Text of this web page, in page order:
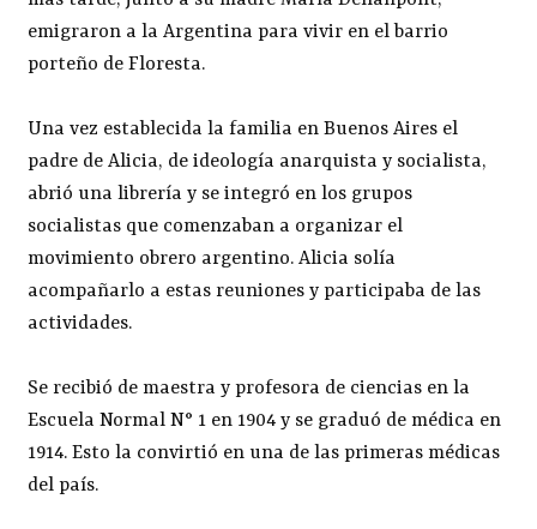
emigraron a la Argentina para vivir en el barrio
porteño de Floresta.
Una vez establecida la familia en Buenos Aires el
padre de Alicia, de ideología anarquista y socialista,
abrió una librería y se integró en los grupos
socialistas que comenzaban a organizar el
movimiento obrero argentino. Alicia solía
acompañarlo a estas reuniones y participaba de las
actividades.
Se recibió de maestra y profesora de ciencias en la
Escuela Normal N° 1 en 1904 y se graduó de médica en
1914. Esto la convirtió en una de las primeras médicas
del país.